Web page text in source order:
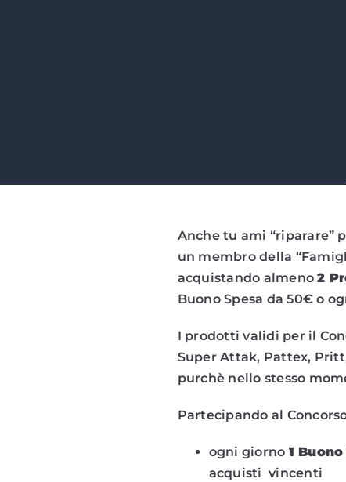
Anche tu ami “riparare”
un membro della
acquistando almeno2
Buono Spesa da 50€ o
I prodotti validi per il
Super Attak, Pattex,
purchè nello stesso
Partecipando al
ogni giorno 1
acquisti vincenti